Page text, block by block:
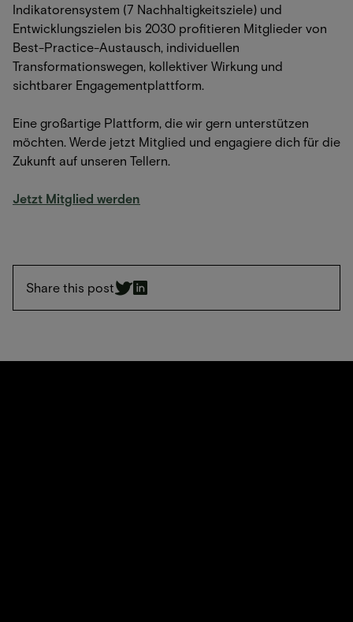
Indikatorensystem (7 Nachhaltigkeitsziele) und
Entwicklungszielen bis 2030 profitieren Mitglieder von
Best-Practice-Austausch, individuellen
Transformationswegen, kollektiver Wirkung und
sichtbarer Engagementplattform.
Eine großartige Plattform, die wir gern unterstützen
möchten. Werde jetzt Mitglied und engagiere dich für die
Zukunft auf unseren Tellern.
Jetzt Mitglied werden
Share this post